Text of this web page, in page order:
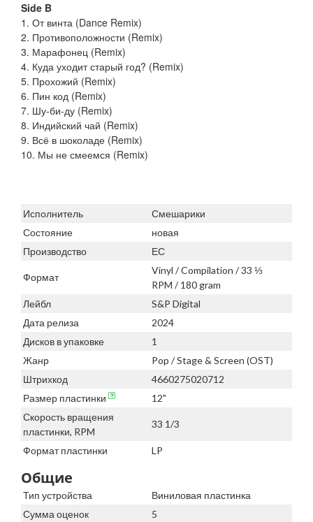
Side B
1. От винта (Dance Remix)
2. Противоположности (Remix)
3. Марафонец (Remix)
4. Куда уходит старый год? (Remix)
5. Прохожий (Remix)
6. Пин код (Remix)
7. Шу-би-ду (Remix)
8. Индийский чай (Remix)
9. Всё в шоколаде (Remix)
10. Мы не смеемся (Remix)
Исполнитель
Смешарики
Состояние
новая
Производство
ЕС
Формат
Vinyl / Compilation / 33 ⅓
RPM / 180 gram
Лейбл
S&P Digital
Дата релиза
2024
Дисков в упаковке
1
Жанр
Pop / Stage & Screen (OST)
Штрихкод
4660275020712
Размер пластинки
12"
Скорость вращения
пластинки, RPM
33 1/3
Формат пластинки LP
Общие
Тип устройства
Виниловая пластинка
Сумма оценок
5